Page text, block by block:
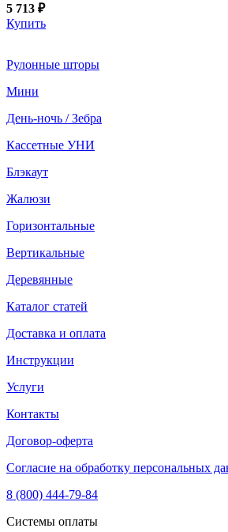
5 713 ₽
Купить
Рулонные шторы
Мини
День-ночь / Зебра
Кассетные УНИ
Блэкаут
Жалюзи
Горизонтальные
Вертикальные
Деревянные
Каталог статей
Доставка и оплата
Инструкции
Услуги
Контакты
Договор-оферта
Согласие на обработку персональных
8 (800) 444-79-84
Системы оплаты